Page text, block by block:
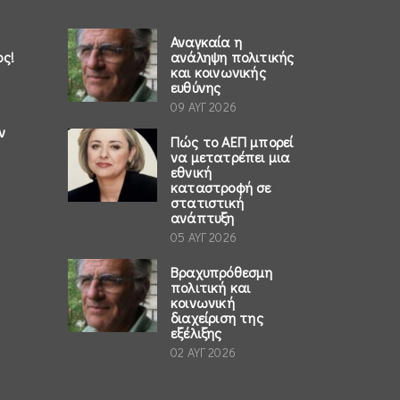
Αναγκαία η
ανάληψη πολιτικής
και κοινωνικής
ευθύνης
09 ΑΥΓ 2026
Πώς το ΑΕΠ μπορεί
να μετατρέπει μια
εθνική
καταστροφή σε
στατιστική
ανάπτυξη
05 ΑΥΓ 2026
Βραχυπρόθεσμη
πολιτική και
κοινωνική
διαχείριση της
εξέλιξης
02 ΑΥΓ 2026